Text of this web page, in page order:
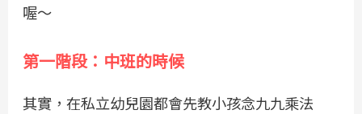
喔～
第一階段：中班的時候
其實，在私立幼兒園都會先教小孩念九九乘法